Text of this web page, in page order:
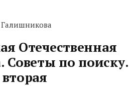
Отечественная
Советы по поиску.